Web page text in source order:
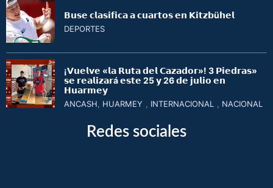
𝗕𝘂𝘀𝗲 𝗰𝗹𝗮𝘀𝗶𝗳𝗶𝗰𝗮 𝗮 𝗰𝘂𝗮𝗿𝘁𝗼𝘀 𝗲𝗻 𝗞𝗶𝘁𝘇𝗯ü𝗵𝗲𝗹
DEPORTES
¡𝗩𝘂𝗲𝗹𝘃𝗲 «𝗹𝗮 𝗥𝘂𝘁𝗮 𝗱𝗲𝗹 𝗖𝗮𝘇𝗮𝗱𝗼𝗿»! 3 𝗣𝗶𝗲𝗱𝗿𝗮𝘀»
𝘀𝗲 𝗿𝗲𝗮𝗹𝗶𝘇𝗮𝗿á 𝗲𝘀𝘁𝗲 25 𝘆 26 𝗱𝗲 𝗷𝘂𝗹𝗶𝗼 𝗲𝗻
𝗛𝘂𝗮𝗿𝗺𝗲𝘆
ANCASH HUARMEY INTERNACIONAL NACIONAL
Redes sociales